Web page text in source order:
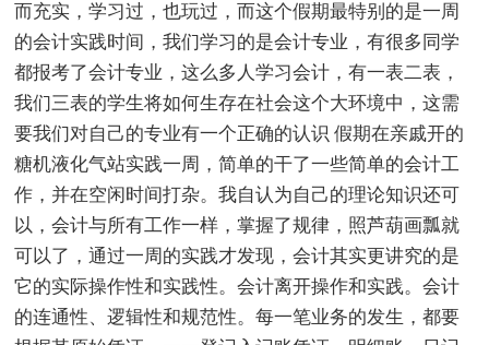
而充实，学习过，也玩过，而这个假期最特别的是一周
的会计实践时间，我们学习的是会计专业，有很多同学
都报考了会计专业，这么多人学习会计，有一表二表，
我们三表的学生将如何生存在社会这个大环境中，这需
要我们对自己的专业有一个正确的认识 假期在亲戚开的
糖机液化气站实践一周，简单的干了一些简单的会计工
作，并在空闲时间打杂。我自认为自己的理论知识还可
以，会计与所有工作一样，掌握了规律，照芦葫画瓢就
可以了，通过一周的实践才发现，会计其实更讲究的是
它的实际操作性和实践性。会计离开操作和实践。会计
的连通性、逻辑性和规范性。每一笔业务的发生，都要